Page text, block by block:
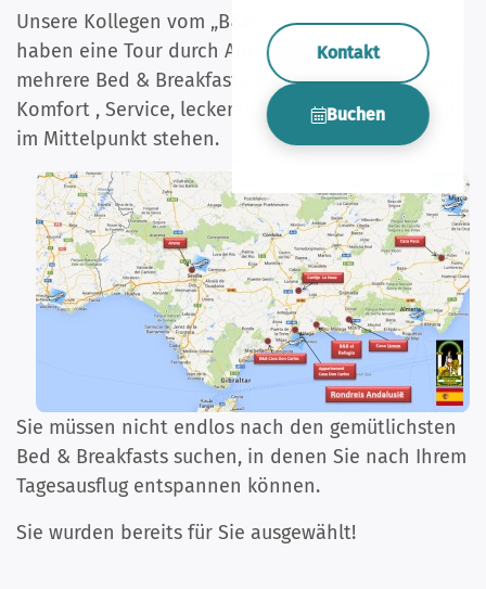
Kontakt
Buchen
Unsere Kollegen vom „B&B Casa don Carlos“
haben eine Tour durch Andalusien initiiert und
mehrere Bed & Breakfasts ausgewählt, bei denen
Komfort , Service, leckeres Essen und Geselligkeit
im Mittelpunkt stehen.
Sie müssen nicht endlos nach den gemütlichsten
Bed & Breakfasts suchen, in denen Sie nach Ihrem
Tagesausflug entspannen können.
Sie wurden bereits für Sie ausgewählt!